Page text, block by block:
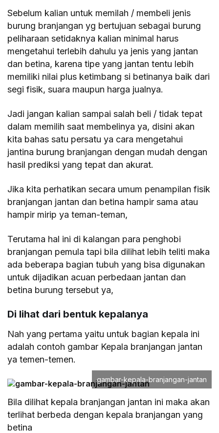
Sebelum kalian untuk memilah / membeli jenis
burung branjangan yg bertujuan sebagai burung
peliharaan setidaknya kalian minimal harus
mengetahui terlebih dahulu ya jenis yang jantan
dan betina, karena tipe yang jantan tentu lebih
memiliki nilai plus ketimbang si betinanya baik dari
segi fisik, suara maupun harga jualnya.
Jadi jangan kalian sampai salah beli / tidak tepat
dalam memilih saat membelinya ya, disini akan
kita bahas satu persatu ya cara mengetahui
jantina burung branjangan dengan mudah dengan
hasil prediksi yang tepat dan akurat.
Jika kita perhatikan secara umum penampilan fisik
branjangan jantan dan betina hampir sama atau
hampir mirip ya teman-teman,
Terutama hal ini di kalangan para penghobi
branjangan pemula tapi bila dilihat lebih teliti maka
ada beberapa bagian tubuh yang bisa digunakan
untuk dijadikan acuan perbedaan jantan dan
betina burung tersebut ya,
Di lihat dari bentuk kepalanya
Nah yang pertama yaitu untuk bagian kepala ini
adalah contoh gambar Kepala branjangan jantan
ya temen-temen.
gambar-kepala-branjangan-jantan
Bila dilihat kepala branjangan jantan ini maka akan
terlihat berbeda dengan kepala branjangan yang
betina